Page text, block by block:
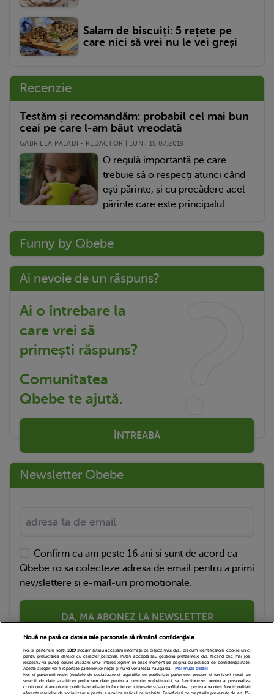
Salam de biscuiți: 5 rețete pe
care nici să vrei nu le vei greși
Recenzie
Testăm și recomandăm: probabil cel mai bun
ceai pe care l-am băut vreodată
GABRIELA PALADI - REDACTOR | LUNI, 15.07.2019
O regulă importantă pe care
trebuie să o respecți atunci când
ești părinte, și cu precădere acel
părinte care este principalul...
Funny by Qbebe
Ai nevoie de un răspuns?
Ai o întrebare la
care vrei să
primești răspuns?
Comunitatea
Qbebe te ajută.
ÎNTREABĂ
Newsletter Qbebe
Confirm ca am peste 16 ani si sunt de acord ca
Qbebe.ro sa colecteze adresa de email pentru a primi
newslettere si e-mail-uri promotionale.
DA, MA ABONEZ LA NEWSLETTER
Nouă ne pasă ca datele tale personale să rămână confidențiale
Noi și partenerii noștri 1019stocăm și/sau accesăm informații pe dispozitivul dvs., precum identificatorii cookie unici
pentru prelucrarea datelor cu caracter personal. Puteți accepta sau gestiona preferințele dvs. făcând clic mai jos,
respectiv vă puteți opune utilizării unui interes legitim în orice moment pe pagina cu politica de confidențialitate.
Aceste alegeri vor fi raportate partenerilor noștri și nu vă vor afecta navigarea.
Mai multe detalii
Noi si partenerii nostri (retelele de socializare si agentiile de publicitate partenere, precum si furnizorii nostri de
servicii de date analitice) prelucram date pentru a permite website-ului sa functioneze, pentru a personaliza
continutul si anunturile publicitare afisate in functie de interesele si/sau profilul dvs., pentru a va oferi functionalitati
aferente retelelor de socializare si pentru a analiza traficul pe website. Beneficiati de drepturile prevazute de art. 15-